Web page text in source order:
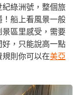
綠洲號，整個旅
船上看風景一般
區里感受，需要
，只能說高一點
則你可以在美亞